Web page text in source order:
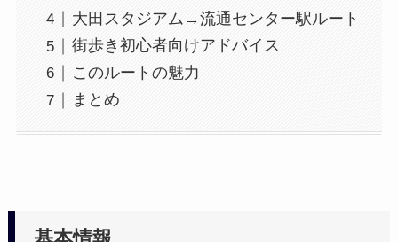
大田スタジアム→流通センター駅ルート
街歩き初心者向けアドバイス
このルートの魅力
まとめ